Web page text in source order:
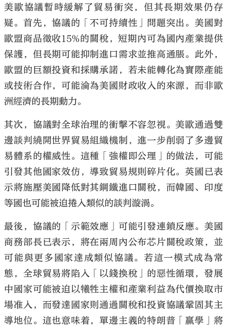
美歐協議暫時緩解了貿易衝突，但其長期效果仍存
疑。首先，協議的「不可持續性」問題突出。美國對
歐盟商品徵收15%的關稅，短期內可為國內產業提供
保護，但長期可能抑制進口需求並推高通脹。此外，
歐盟的巨額投資和採購承諾，若未能轉化為實際產能
或技術合作，可能淪為美國財政收入的來源，而非歐
洲經濟的長期動力。
其次，協議對全球治理的衝擊不容忽視。美歐通過雙
邊談判繞開世界貿易組織機制，進一步削弱了多邊貿
易體系的權威性。這種「強權即公理」的做法，可能
引發其他國家效仿，導致貿易規則碎片化。英國已表
示將施壓美國降低對其鋼鐵進口關稅，而韓國、印度
等國也可能被迫捲入類似的談判漩渦。
最後，協議的「示範效應」可能引發連鎖反應。美國
商務部長已表示，將在兩周內公布芯片關稅政策，並
可能與更多國家達成類似協議。若這一模式成為常
態，全球貿易將陷入「以錢換稅」的惡性循環，發展
中國家可能被迫以犧牲主權和產業利益為代價換取市
場准入，而發達國家則通過關稅和投資協議鞏固其主
導地位。這也意味着，單邊主義的特朗普「贏學」將